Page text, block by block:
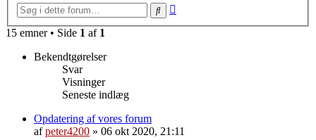
Søg
15 emner • Side 1 af 1
Bekendtgørelser
Svar
Visninger
Seneste indlæg
Opdatering af vores forum
afpeter4200 » 06 okt 2020, 21:11